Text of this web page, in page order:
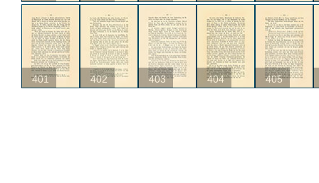
401 402 403 404 405